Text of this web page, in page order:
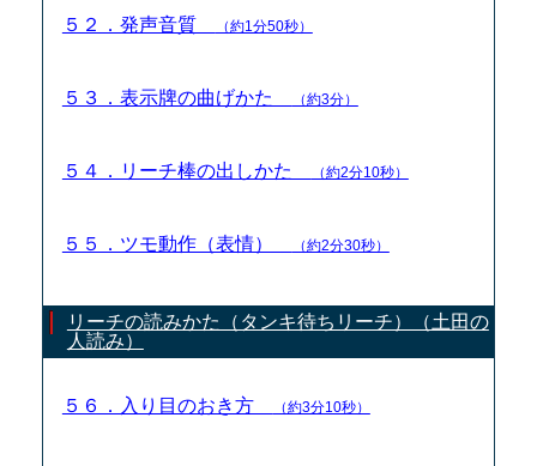
５２．発声音質 （約1分50秒）
５３．表示牌の曲げかた （約3分）
５４．リーチ棒の出しかた （約2分10秒）
５５．ツモ動作（表情） （約2分30秒）
リーチの読みかた（タンキ待ちリーチ）（土田の
人読み）
５６．入り目のおき方 （約3分10秒）